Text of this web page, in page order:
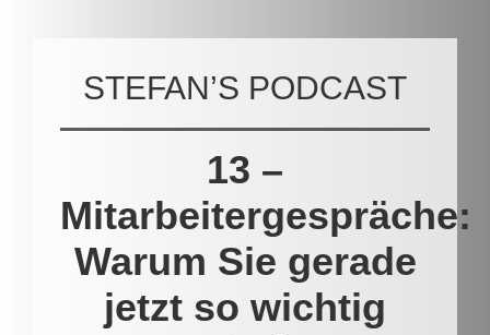
STEFAN’S PODCAST
13 –
Mitarbeitergespräche:
Warum Sie gerade
jetzt so wichtig